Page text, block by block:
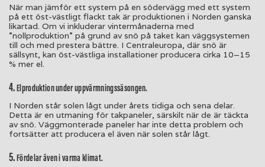
När man jämför ett system på en södervägg med ett system
på ett öst-västligt flackt tak är produktionen i Norden ganska
likartad. Om vi inkluderar vintermånaderna med
”nollproduktion” på grund av snö på taket kan väggsystemen
till och med prestera bättre. I Centraleuropa, där snö är
sällsynt, kan öst-västliga installationer producera cirka 10–15
% mer el.
4.Elproduktion under uppvärmningssäsongen.
I Norden står solen lågt under årets tidiga och sena delar.
Detta är en utmaning för takpaneler, särskilt när de är täckta
av snö. Väggmonterade paneler har inte detta problem och
fortsätter att producera el även när solen står lågt.
5.Fördelar även i varma klimat.